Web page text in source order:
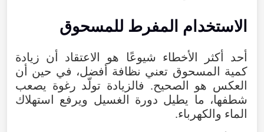
الاستخدام المفرط للمسحوق
أحد أكثر الأخطاء شيوعًا هو الاعتقاد أن زيادة
كمية المسحوق تعني نظافة أفضل، في حين أن
العكس هو الصحيح. فالزيادة تولّد رغوة يصعب
شطفها، ما يطيل دورة الغسيل ويرفع استهلاك
الماء والكهرباء.